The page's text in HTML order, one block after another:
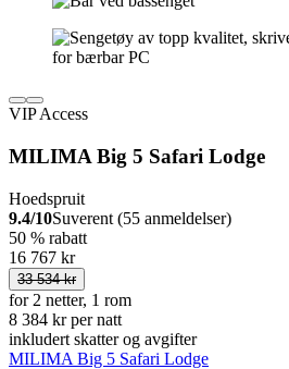
VIP Access
MILIMA Big 5 Safari Lodge
Hoedspruit
9.4/10Suverent (55 anmeldelser)
50 % rabatt
16 767 kr
33 534 kr
for 2 netter, 1 rom
8 384 kr per natt
inkludert skatter og avgifter
MILIMA Big 5 Safari Lodge